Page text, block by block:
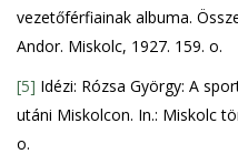
vezetőférfiainak albuma.
Andor. Miskolc, 1927. 159. o.
[5] Idézi: Rózsa György: A
utáni Miskolcon. In.: Miskolc
o.